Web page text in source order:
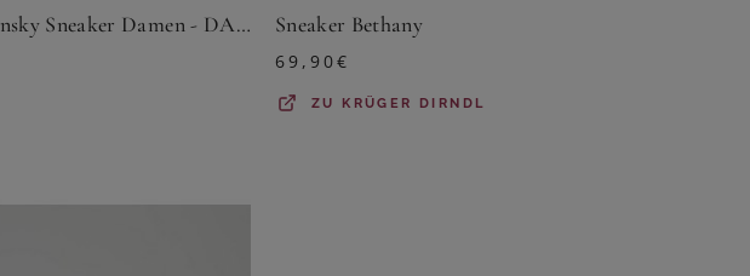
Spieth & Wensky Sneaker Damen - DALYA - taupe/beige/jeans Sneaker Sneaker Bethany
69,90€
ZU KRÜGER DIRNDL